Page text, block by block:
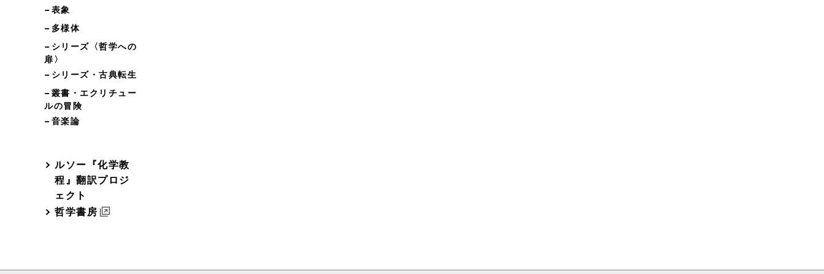
−表象
−多様体
−シリーズ〈哲学への
扉〉
−シリーズ・古典転生
−叢書・エクリチュー
ルの冒険
−音楽論
ルソー『化学教
程』翻訳プロジ
ェクト
哲学書房